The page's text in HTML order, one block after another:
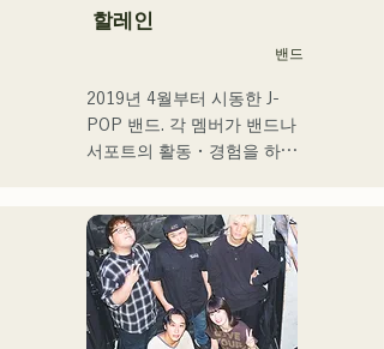
모리야마 나오타로씨의 코러
2017년부터 거점을 후쿠오
카로 되돌려 자신의 활동에
더해 라디오 퍼스널리티, 보
좋은 가성과 탁월한 가창력
을 겸비한 차세대를 담당하
는 싱어송 라이터.
할레인
밴드
2019년 4월부터 시동한 J-
POP 밴드. 각 멤버가 밴드나
서포트의 활동・경험을 하고
CHiKa의 투명감 있는 목소
리, 등신대의 가사를 어딘가
그리운 멜로디에 올린 곡은
폭넓은 세대의 지지를 얻고
있다. 그 악곡을 지원하도록